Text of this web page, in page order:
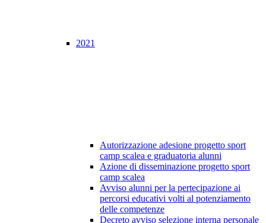
2021
Autorizzazione adesione progetto sport
camp scalea e graduatoria alunni
Azione di disseminazione progetto sport
camp scalea
Avviso alunni per la pertecipazione ai
percorsi educativi volti al potenziamento
delle competenze
Decreto avviso selezione interna personale